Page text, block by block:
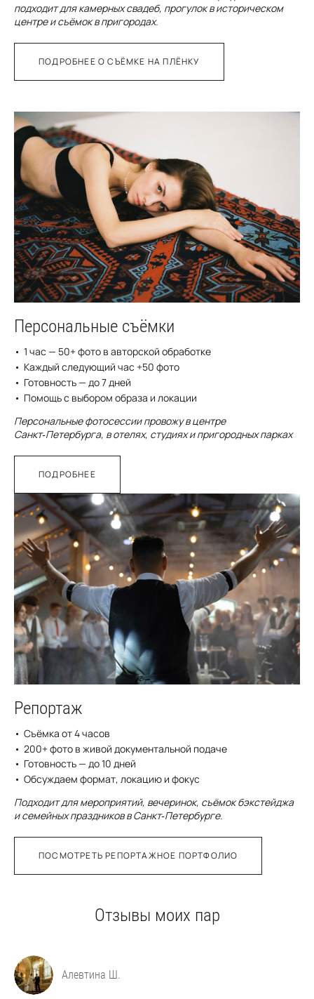
подходит для камерных свадеб, прогулок в историческом
центре и съёмок в пригородах.
ПОДРОБНЕЕ О СЪЁМКЕ НА ПЛЁНКУ
Персональные съёмки
1 час — 50+ фото в авторской обработке
Каждый следующий час +50 фото
Готовность — до 7 дней
Помощь с выбором образа и локации
Персональные фотосессии провожу в центре
Санкт‑Петербурга, в отелях, студиях и пригородных парках
ПОДРОБНЕЕ
Репортаж
Съёмка от 4 часов
200+ фото в живой документальной подаче
Готовность — до 10 дней
Обсуждаем формат, локацию и фокус
Подходит для мероприятий, вечеринок, съёмок бэкстейджа
и семейных праздников в Санкт‑Петербурге.
ПОСМОТРЕТЬ РЕПОРТАЖНОЕ ПОРТФОЛИО
Отзывы моих пар
Алевтина Ш.